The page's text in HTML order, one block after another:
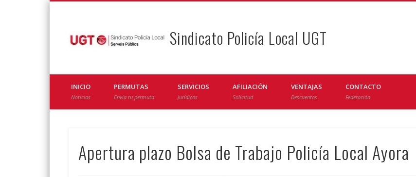
Sindicato Policía Local UGT
FacebookTwitter
INICIO
Noticias
PERMUTAS
Envía tu permuta
SERVICIOS
Jurídicos
AFILIACIÓN
Solicitud
VENTAJAS
Descuentos
CONTACTO
Federación
Apertura plazo Bolsa de Trabajo Policía Local Ayora